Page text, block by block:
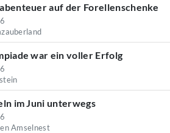
auf der Forellenschenke
war ein voller Erfolg
im Juni unterwegs
Amselnest